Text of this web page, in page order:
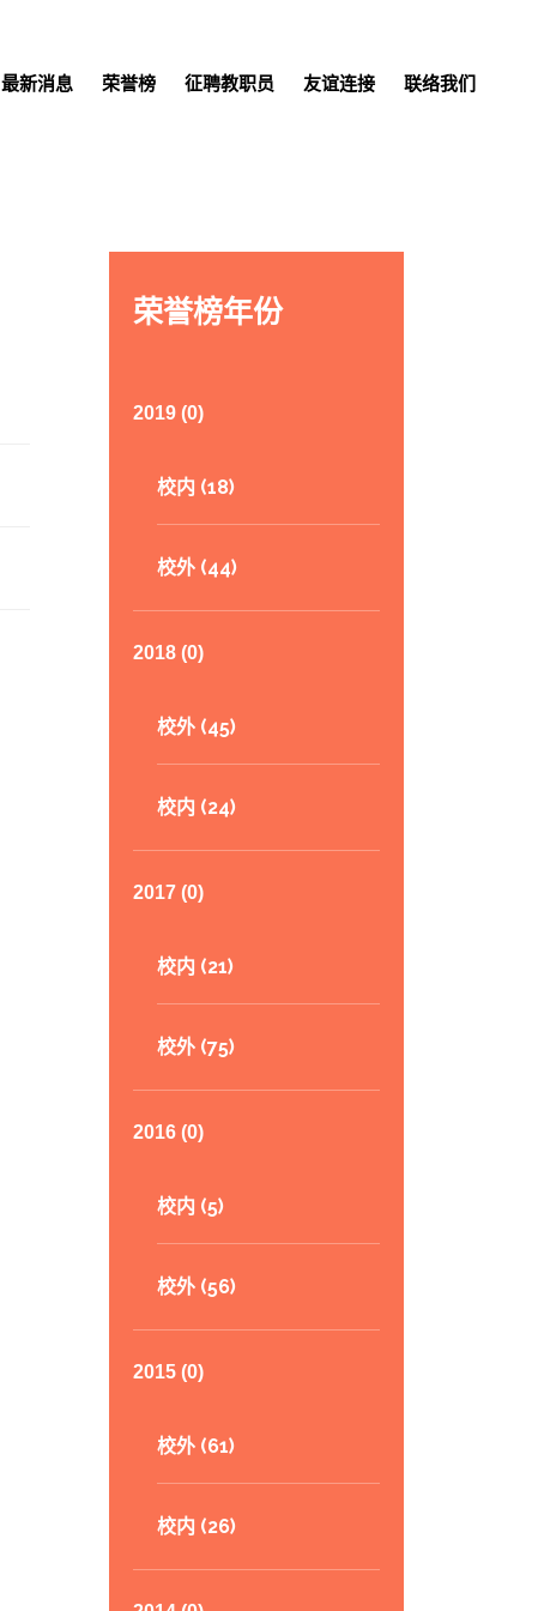
最新消息 荣誉榜 征聘教职员 友谊连接 联络我们
荣誉榜年份
2019 (0)
校内 (18)
校外 (44)
2018 (0)
校外 (45)
校内 (24)
2017 (0)
校内 (21)
校外 (75)
2016 (0)
校内 (5)
校外 (56)
2015 (0)
校外 (61)
校内 (26)